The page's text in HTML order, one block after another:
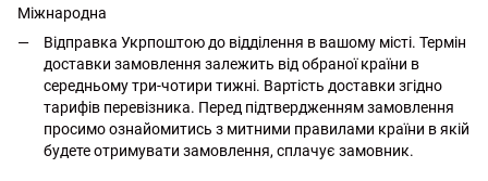
Міжнародна
Відправка Укрпоштою до відділення в вашому місті. Термін
доставки замовлення залежить від обраної країни в
середньому три-чотири тижні. Вартість доставки згідно
тарифів перевізника. Перед підтвердженням замовлення
просимо ознайомитись з митними правилами країни в якій
будете отримувати замовлення, сплачує замовник.